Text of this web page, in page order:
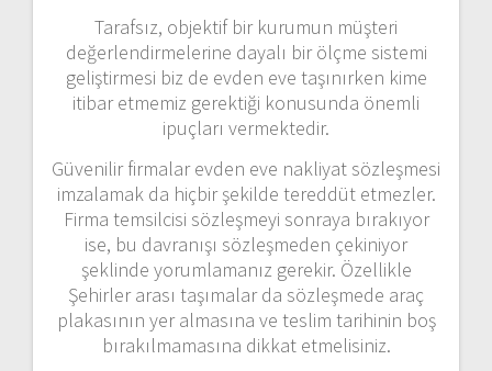
Tarafsız, objektif bir kurumun müşteri
değerlendirmelerine dayalı bir ölçme sistemi
geliştirmesi biz de evden eve taşınırken kime
itibar etmemiz gerektiği konusunda önemli
ipuçları vermektedir.
Güvenilir firmalar evden eve nakliyat sözleşmesi
imzalamak da hiçbir şekilde tereddüt etmezler.
Firma temsilcisi sözleşmeyi sonraya bırakıyor
ise, bu davranışı sözleşmeden çekiniyor
şeklinde yorumlamanız gerekir. Özellikle
Şehirler arası taşımalar da sözleşmede araç
plakasının yer almasına ve teslim tarihinin boş
bırakılmamasına dikkat etmelisiniz.